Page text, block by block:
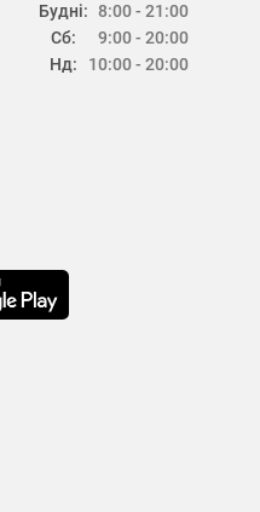
Будні:
Сб:
Нд:
8:00 - 21:00
9:00 - 20:00
10:00 - 20:00